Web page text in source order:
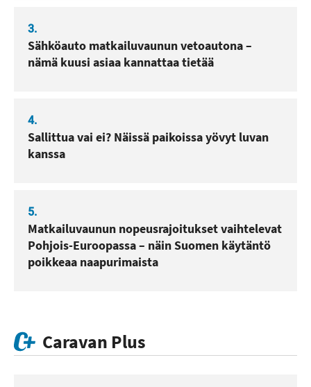
3.
Sähköauto matkailuvaunun vetoautona –
nämä kuusi asiaa kannattaa tietää
4.
Sallittua vai ei? Näissä paikoissa yövyt luvan
kanssa
5.
Matkailuvaunun nopeusrajoitukset vaihtelevat
Pohjois-Euroopassa – näin Suomen käytäntö
poikkeaa naapurimaista
Caravan Plus